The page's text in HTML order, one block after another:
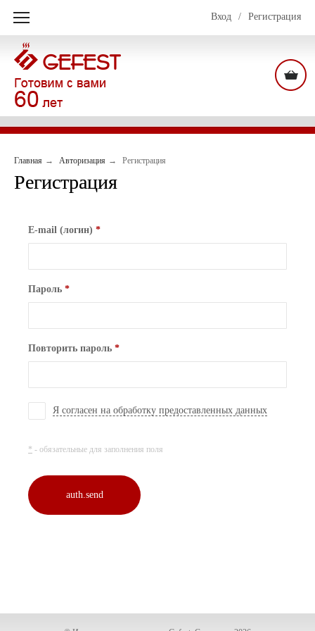
Вход / Регистрация
Главная Авторизация Регистрация
Регистрация
E-mail (логин) *
Пароль *
Повторить пароль *
Я согласен на обработку предоставленных данных
* - обязательные для заполнения поля
auth.send